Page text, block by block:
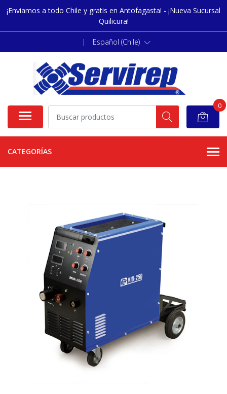
¡Enviamos a todo Chile y gratis en Antofagasta! - ¡Nueva Sucursal
Quilicura!
| Español (Chile)
0
CATEGORÍAS